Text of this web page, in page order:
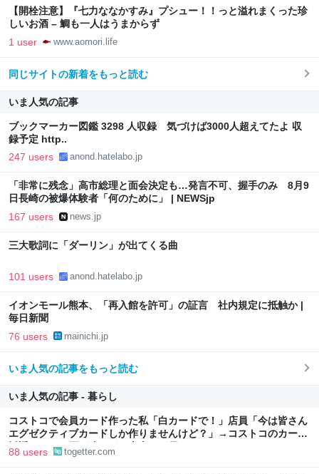
【開栓注意】『七力ななかすみ』プシュー！！っと溢れまくった珍
しいお酒 – 鯛も一人はうまからず
1 user www.aomori.life
同じサイトの新着をもっと読む
いま人気の記事
ブックマーカー図鑑 3298 人収録 気づけば3000人超えてたよ 収
録予定 http..
247 users anond.hatelabo.jp
「非常に残念」高市総理と面会決定も…発言不可、握手のみ 8月9
日長崎の被爆体験者「何のために」 | NEWSjp
167 users news.jp
三大歌詞に「ダーリン」が出てくる曲
101 users anond.hatelabo.jp
イオンモール熊本、「再入館を許可」の証言 社内規定に抵触か |
毎日新聞
76 users mainichi.jp
いま人気の記事をもっと読む
いま人気の記事 - 暮らし
コストコで会員カード作った私「白カードで！」店員「今は皆さん
エグゼクティブカードしか作りませんけど？」→コストコのカード
勧誘はやたら圧が強いが、本当にお得なの？
88 users togetter.com